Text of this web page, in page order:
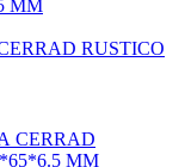
RUSTICO